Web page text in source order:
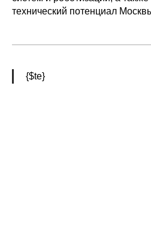
технический потенциал
{$te}